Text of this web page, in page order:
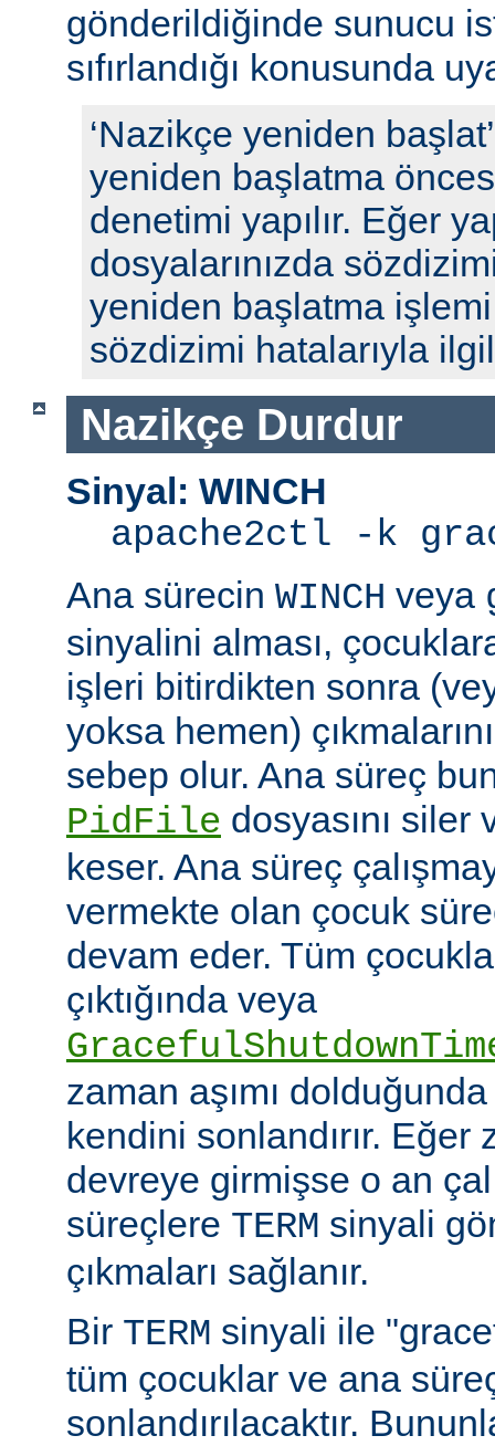
gönderildiğinde sunucu
sıfırlandığı konusunda
‘Nazikçe yeniden
yeniden başlatma
denetimi yapılır. Eğer
dosyalarınızda
yeniden başlatma
sözdizimi hatalarıyla
Nazikçe Durdur
Sinyal: WINCH
apache2ctl -k
Ana sürecin WINCH veya
sinyalini alması,
işleri bitirdikten sonra
yoksa hemen)
sebep olur. Ana süreç
PidFile dosyasını
keser. Ana süreç
vermekte olan çocuk
devam eder. Tüm
çıktığında veya
zaman aşımı
kendini sonlandırır. Eğer
devreye girmişse o an
süreçlere TERM sinyali
çıkmaları sağlanır.
Bir TERM sinyali ile
tüm çocuklar ve ana
sonlandırılacaktır.